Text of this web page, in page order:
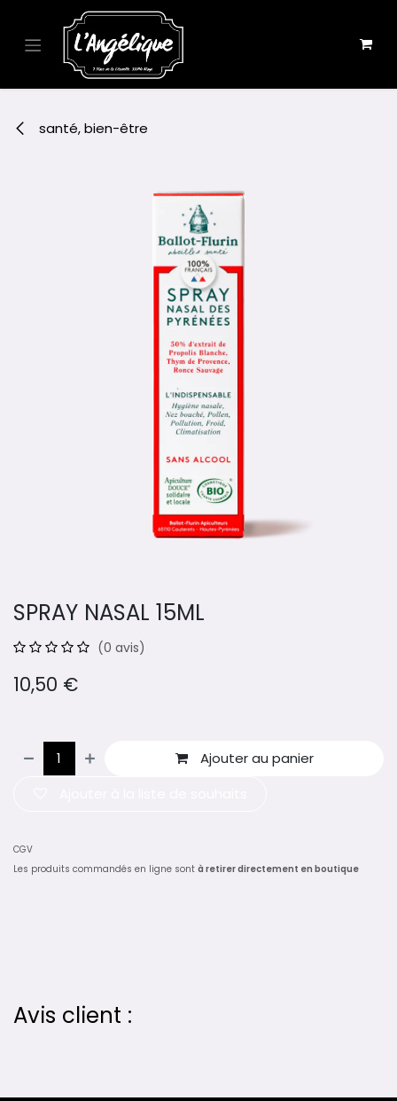
Se rendre au contenu
santé, bien-être
SPRAY NASAL 15ML
(0 avis)
10,50 €
Ajouter au panier
CGV
Les produits commandés en ligne sont à retirer directement en boutique
Avis client :